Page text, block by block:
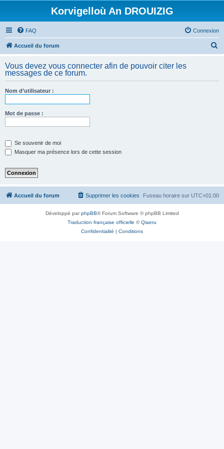
Korvigelloù An DROUIZIG
FAQ Connexion
Accueil du forum
h
Vous devez vous connecter afin de pouvoir citer les
messages de ce forum.
Nom d’utilisateur :
Mot de passe :
Se souvenir de moi
Masquer ma présence lors de cette session
Accueil du forum Fuseau horaire sur UTC+01:00
Supprimer les cookies
Développé parphpBB® Forum Software © phpBB Limited
Traduction française officielle ©Qiaeru
Confidentialité | Conditions